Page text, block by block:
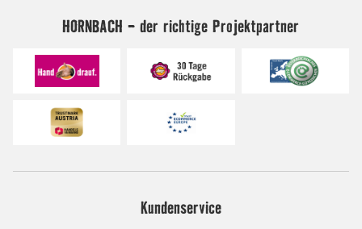
HORNBACH - der richtige Projektpartner
Kundenservice